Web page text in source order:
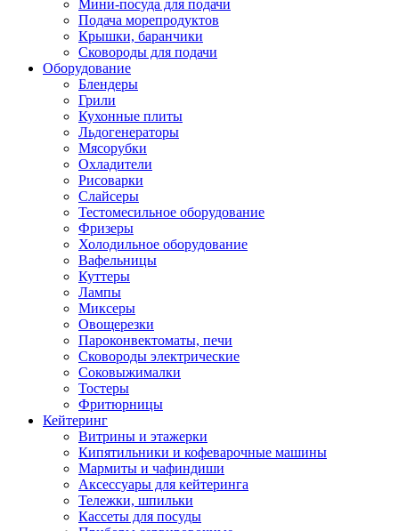
Мини-посуда для подачи
Подача морепродуктов
Крышки, баранчики
Сковороды для подачи
Оборудование
Блендеры
Грили
Кухонные плиты
Льдогенераторы
Мясорубки
Охладители
Рисоварки
Слайсеры
Тестомесильное оборудование
Фризеры
Холодильное оборудование
Вафельницы
Куттеры
Лампы
Миксеры
Овощерезки
Пароконвектоматы, печи
Сковороды электрические
Соковыжималки
Тостеры
Фритюрницы
Кейтеринг
Витрины и этажерки
Кипятильники и кофеварочные машины
Мармиты и чафиндиши
Аксессуары для кейтеринга
Тележки, шпильки
Кассеты для посуды